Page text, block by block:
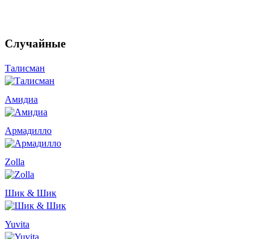
Случайные
Талисман
Амидиа
Армадилло
Zolla
Шик & Шик
Yuvita